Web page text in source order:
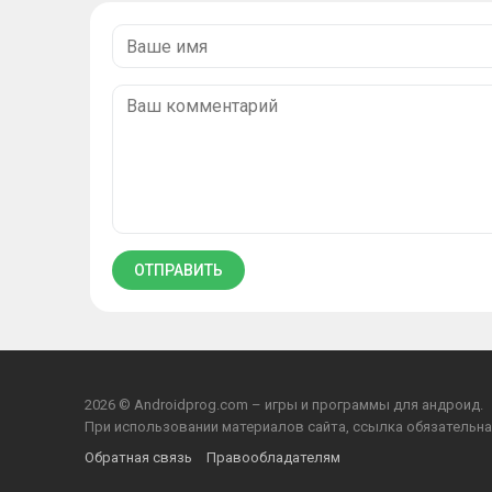
2026 © Androidprog.com – игры и программы для андроид.
При использовании материалов сайта, ссылка
Обратная связь
Правообладателям